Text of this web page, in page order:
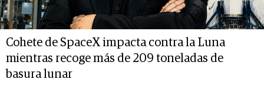
Cohete de SpaceX impacta contra la Luna
mientras recoge más de 209 toneladas de
basura lunar